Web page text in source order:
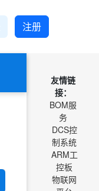
注册
友情链
接：
BOM服
务
DCS控
制系统
ARM工
控板
物联网